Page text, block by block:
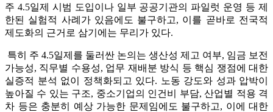
주 4.5일제 시범 도입이나 일부 공공기관의 파일럿 운영 등 제
한된 실험적 사례가 있음에도 불구하고, 이를 곧바로 전국적
제도화의 근거로 삼기에는 무리가 있다.
특히 주 4.5일제를 둘러싼 논의는 생산성 제고 여부, 임금 보전
가능성, 직무별 수용성, 업무 재배분 방식 등 핵심 쟁점에 대한
실증적 분석 없이 정책화되고 있다. 노동 강도와 성과 압박이
높아질 수 있는 구조, 중소기업의 인건비 부담, 산업별 적용 격
차 등은 충분히 예상 가능한 문제임에도 불구하고, 이에 대한